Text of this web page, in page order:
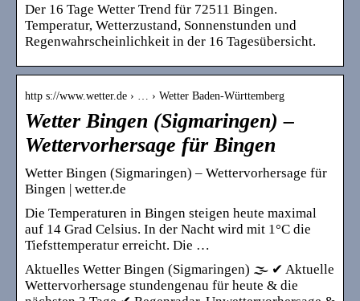
Der 16 Tage Wetter Trend für 72511 Bingen.
Temperatur, Wetterzustand, Sonnenstunden und
Regenwahrscheinlichkeit in der 16 Tagesübersicht.
http s://www.wetter.de › … › Wetter Baden-Württemberg
Wetter Bingen (Sigmaringen) –
Wettervorhersage für Bingen
Wetter Bingen (Sigmaringen) – Wettervorhersage für
Bingen | wetter.de
Die Temperaturen in Bingen steigen heute maximal
auf 14 Grad Celsius. In der Nacht wird mit 1°C die
Tiefsttemperatur erreicht. Die …
Aktuelles Wetter Bingen (Sigmaringen) 🌫️ ✔ Aktuelle
Wettervorhersage stundengenau für heute & die